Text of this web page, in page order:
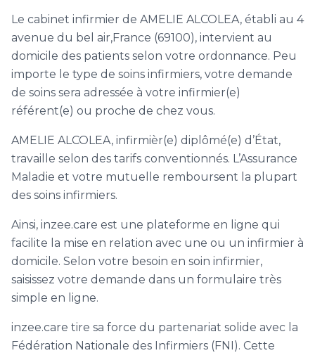
Le cabinet infirmier de AMELIE ALCOLEA, établi au 4
avenue du bel air,France (69100), intervient au
domicile des patients selon votre ordonnance. Peu
importe le type de soins infirmiers, votre demande
de soins sera adressée à votre infirmier(e)
référent(e) ou proche de chez vous.
AMELIE ALCOLEA, infirmièr(e) diplômé(e) d’État,
travaille selon des tarifs conventionnés. L’Assurance
Maladie et votre mutuelle remboursent la plupart
des soins infirmiers.
Ainsi, inzee.care est une plateforme en ligne qui
facilite la mise en relation avec une ou un infirmier à
domicile. Selon votre besoin en soin infirmier,
saisissez votre demande dans un formulaire très
simple en ligne.
inzee.care tire sa force du partenariat solide avec la
Fédération Nationale des Infirmiers (FNI). Cette